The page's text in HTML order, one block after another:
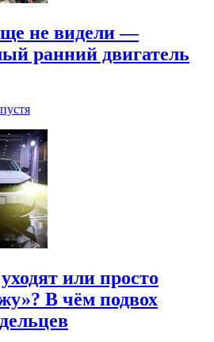
не видели —
ранний двигатель
или просто
В чём подвох